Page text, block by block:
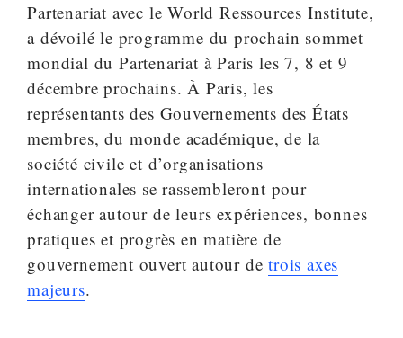
Partenariat avec le World Ressources Institute,
a dévoilé le programme du prochain sommet
mondial du Partenariat à Paris les 7, 8 et 9
décembre prochains. À Paris, les
représentants des Gouvernements des États
membres, du monde académique, de la
société civile et d’organisations
internationales se rassembleront pour
échanger autour de leurs expériences, bonnes
pratiques et progrès en matière de
gouvernement ouvert autour detrois axes
majeurs.